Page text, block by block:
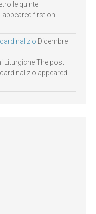
le quinte
appeared first on
Dicembre
Liturgiche The post
appeared